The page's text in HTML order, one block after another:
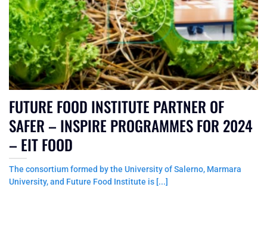
FUTURE FOOD INSTITUTE PARTNER OF
SAFER – INSPIRE PROGRAMMES FOR 2024
– EIT FOOD
The consortium formed by the University of Salerno, Marmara
University, and Future Food Institute is [...]